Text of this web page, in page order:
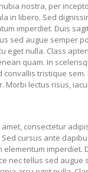
nostra, per
in libero. Sed
imperdiet. Duis
sed augue semper
eget nulla. Class
quam. In
convallis tristique sem.
Morbi lectus risus,
consectetur
cursus ante
elementum imperdiet.
nec tellus sed augue